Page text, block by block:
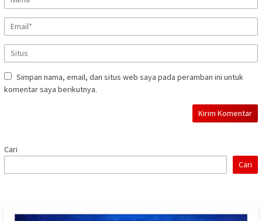
Simpan nama, email, dan situs web saya pada peramban ini untuk
komentar saya berikutnya.
Cari
Cari